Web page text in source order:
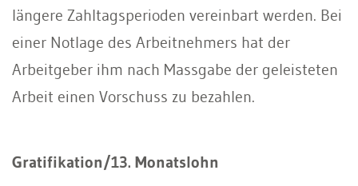
längere Zahltagsperioden vereinbart werden. Bei
einer Notlage des Arbeitnehmers hat der
Arbeitgeber ihm nach Massgabe der geleisteten
Arbeit einen Vorschuss zu bezahlen.
Gratifikation/13. Monatslohn